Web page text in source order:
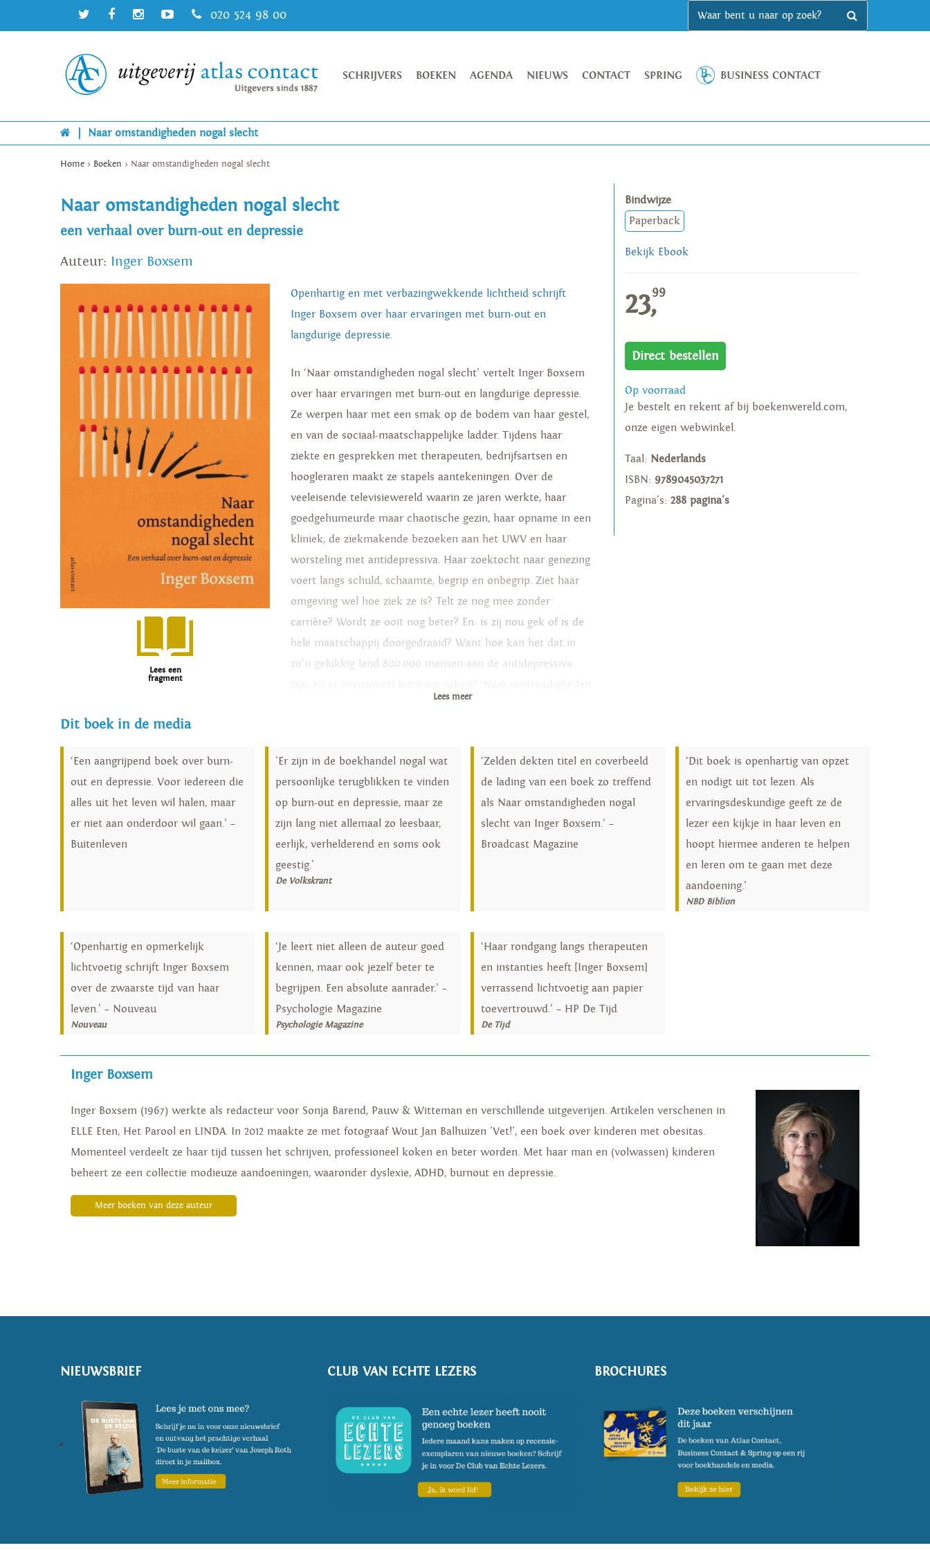
020 524 98 00
SCHRIJVERS BOEKEN AGENDA NIEUWS CONTACT SPRING BUSINESS CONTACT
Naar omstandigheden nogal slecht
Home > Boeken > Naar omstandigheden nogal slecht
Naar omstandigheden nogal slecht
een verhaal over burn-out en depressie
Auteur: Inger Boxsem
Lees een
fragment
Openhartig en met verbazingwekkende lichtheid schrijft
Inger Boxsem over haar ervaringen met burn-out en
langdurige depressie.
In ‘Naar omstandigheden nogal slecht’ vertelt Inger Boxsem
over haar ervaringen met burn-out en langdurige depressie.
Ze werpen haar met een smak op de bodem van haar gestel,
en van de sociaal-maatschappelijke ladder. Tijdens haar
ziekte en gesprekken met therapeuten, bedrijfsartsen en
hoogleraren maakt ze stapels aantekeningen. Over de
veeleisende televisiewereld waarin ze jaren werkte, haar
goedgehumeurde maar chaotische gezin, haar opname in een
kliniek, de ziekmakende bezoeken aan het UWV en haar
worsteling met antidepressiva. Haar zoektocht naar genezing
voert langs schuld, schaamte, begrip en onbegrip. Ziet haar
omgeving wel hoe ziek ze is? Telt ze nog mee zonder
carrière? Wordt ze ooit nog beter? En: is zij nou gek of is de
hele maatschappij doorgedraaid? Want hoe kan het dat in
zo’n gelukkig land 800.000 mensen aan de antidepressiva
Lees meer
Bindwijze
Paperback
Bekijk Ebook
23,99
Direct bestellen
Op voorraad
Je bestelt en rekent af bij boekenwereld.com,
onze eigen webwinkel.
Taal: Nederlands
ISBN: 9789045037271
Pagina's: 288 pagina's
Dit boek in de media
‘Een aangrijpend boek over burn-
out en depressie. Voor iedereen die
alles uit het leven wil halen, maar
er niet aan onderdoor wil gaan.’ –
Buitenleven
'Er zijn in de boekhandel nogal wat
persoonlijke terugblikken te vinden
op burn-out en depressie, maar ze
zijn lang niet allemaal zo leesbaar,
eerlijk, verhelderend en soms ook
geestig.'
De Volkskrant
‘Zelden dekten titel en coverbeeld
de lading van een boek zo treffend
als Naar omstandigheden nogal
slecht van Inger Boxsem.’ –
Broadcast Magazine
‘Dit boek is openhartig van opzet
en nodigt uit tot lezen. Als
ervaringsdeskundige geeft ze de
lezer een kijkje in haar leven en
hoopt hiermee anderen te helpen
en leren om te gaan met deze
aandoening.’
NBD Biblion
‘Openhartig en opmerkelijk
lichtvoetig schrijft Inger Boxsem
over de zwaarste tijd van haar
leven.’ – Nouveau
Nouveau
‘Je leert niet alleen de auteur goed
kennen, maar ook jezelf beter te
begrijpen. Een absolute aanrader.’ –
Psychologie Magazine
Psychologie Magazine
‘Haar rondgang langs therapeuten
en instanties heeft [Inger Boxsem]
verrassend lichtvoetig aan papier
toevertrouwd.’ – HP De Tijd
De Tijd
Inger Boxsem
Inger Boxsem (1967) werkte als redacteur voor Sonja Barend, Pauw & Witteman en verschillende uitgeverijen. Artikelen verschenen in
ELLE Eten, Het Parool en LINDA. In 2012 maakte ze met fotograaf Wout Jan Balhuizen 'Vet!', een boek over kinderen met obesitas.
Momenteel verdeelt ze haar tijd tussen het schrijven, professioneel koken en beter worden. Met haar man en (volwassen) kinderen
beheert ze een collectie modieuze aandoeningen, waaronder dyslexie, ADHD, burnout en depressie.
Meer boeken van deze auteur
NIEUWSBRIEF CLUB VAN ECHTE LEZERS BROCHURES